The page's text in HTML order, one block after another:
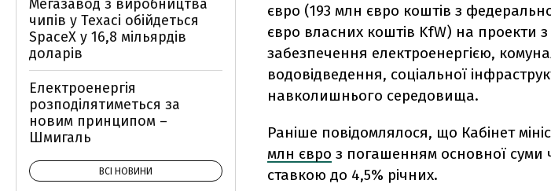
євро (193 млн євро коштів з
євро власних коштів KfW) на проекти
забезпечення електроенергією,
водовідведення, соціальної
навколишнього середовища.
Раніше повідомлялося, що Кабінет
млн євро з погашенням основної суми
ставкою до 4,5% річних.
Мегазавод з виробництва
чипів у Техасі обійдеться
SpaceX у 16,8 мільярдів
доларів
Електроенергія
розподілятиметься за
новим принципом –
Шмигаль
ВСІ НОВИНИ